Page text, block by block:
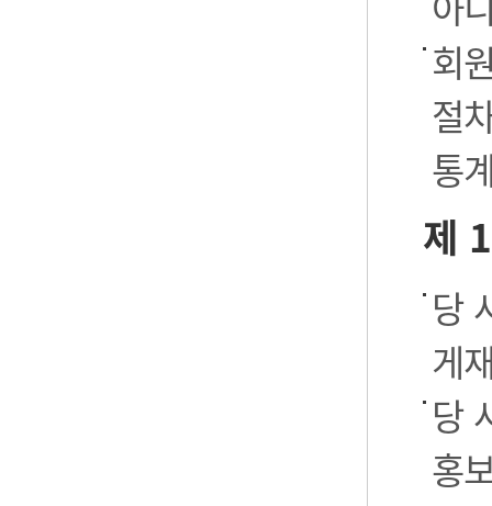
회
절
통
제
당
게
당
홍